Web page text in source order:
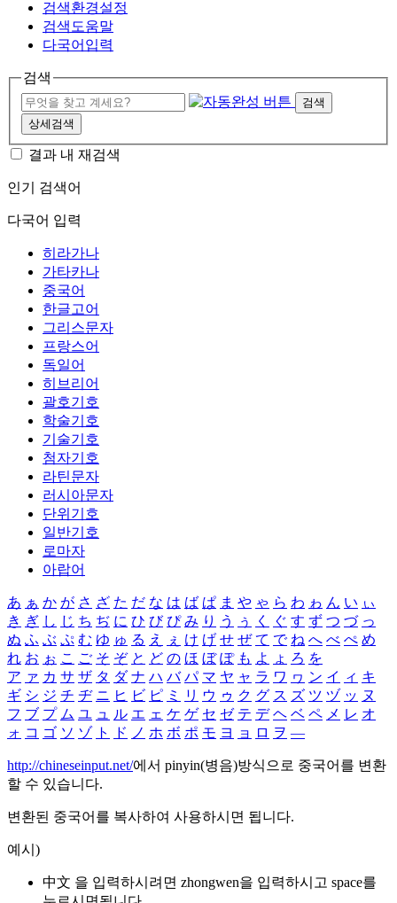
검색환경설정
검색도움말
다국어입력
검색
검색
상세검색
결과 내 재검색
인기 검색어
다국어 입력
히라가나
가타카나
중국어
한글고어
그리스문자
프랑스어
독일어
히브리어
괄호기호
학술기호
기술기호
첨자기호
라틴문자
러시아문자
단위기호
일반기호
로마자
아랍어
あ ぁ か が さ ざ た だ な は ば ぱ ま や ゃ ら わ ゎ ん い ぃ
き ぎ し じ ち ぢ に ひ び ぴ み り う ぅ く ぐ す ず つ づ っ
ぬ ふ ぶ ぷ む ゆ ゅ る え ぇ け げ せ ぜ て で ね へ べ ぺ め
れ お ぉ こ ご そ ぞ と ど の ほ ぼ ぽ も よ ょ ろ を
ア ァ カ サ ザ タ ダ ナ ハ バ パ マ ヤ ャ ラ ワ ヮ ン イ ィ キ
ギ シ ジ チ ヂ ニ ヒ ビ ピ ミ リ ウ ゥ ク グ ス ズ ツ ヅ ッ ヌ
フ ブ プ ム ユ ュ ル エ ェ ケ ゲ セ ゼ テ デ ヘ ベ ペ メ レ オ
ォ コ ゴ ソ ゾ ト ド ノ ホ ボ ポ モ ヨ ョ ロ ヲ ―
http://chineseinput.net/에서 pinyin(병음)방식으로 중국어를 변환
할 수 있습니다.
변환된 중국어를 복사하여 사용하시면 됩니다.
예시)
中文 을 입력하시려면 zhongwen을 입력하시고 space를